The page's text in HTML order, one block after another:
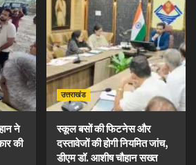
ने
की
उत्तराखंड
स्कूल बसों की फिटनेस और
दस्तावेजों की होगी नियमित जांच,
डीएम डॉ. आशीष चौहान सख्त